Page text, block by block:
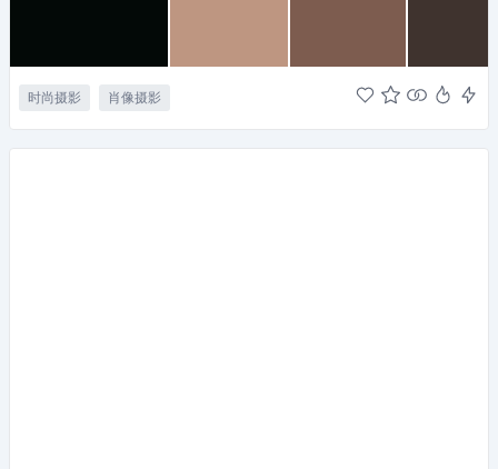
时尚摄影 肖像摄影